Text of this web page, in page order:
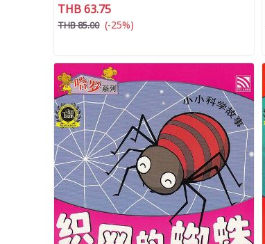
THB 63.75
THB 85.00 (-25%)